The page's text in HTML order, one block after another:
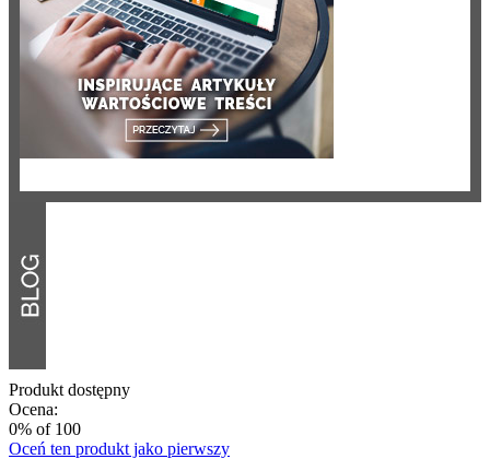
Produkt dostępny
Ocena:
0% of 100
Oceń ten produkt jako pierwszy